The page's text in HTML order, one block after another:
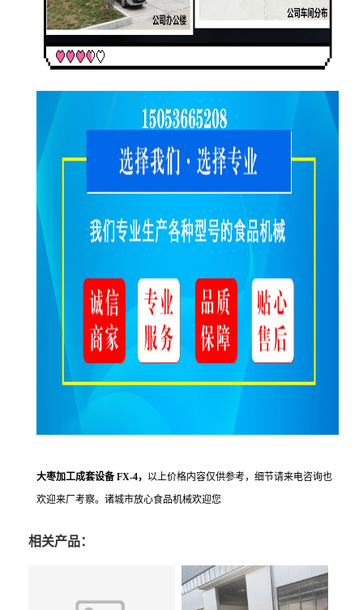
大枣加工成套设备 FX-4， 以上价格内容仅供参考，细节请来电咨询也
欢迎来厂考察。诸城市放心食品机械欢迎您
相关产品：